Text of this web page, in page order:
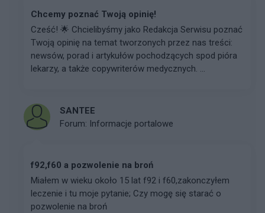
Chcemy poznać Twoją opinię!
Cześć! 🌟 Chcielibyśmy jako Redakcja Serwisu poznać
Twoją opinię na temat tworzonych przez nas treści:
newsów, porad i artykułów pochodzących spod pióra
lekarzy, a także copywriterów medycznych. ...
SANTEE
Forum: Informacje portalowe
f92,f60 a pozwolenie na broń
Miałem w wieku około 15 lat f92 i f60,zakonczyłem
leczenie i tu moje pytanie; Czy mogę się starać o
pozwolenie na broń